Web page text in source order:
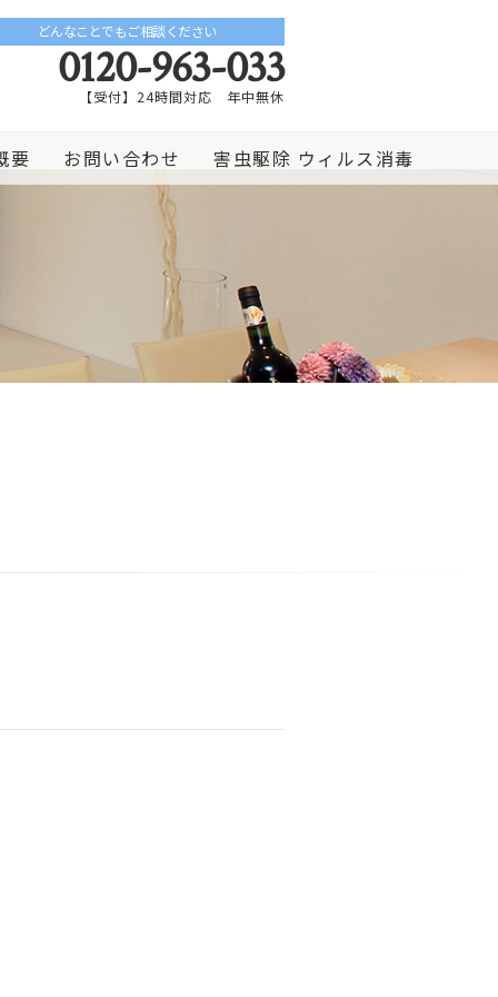
どんなことでもご相談ください
0120-963-033
【受付】24時間対応 年中無休
要 お問い合わせ 害虫駆除 ウィルス消毒